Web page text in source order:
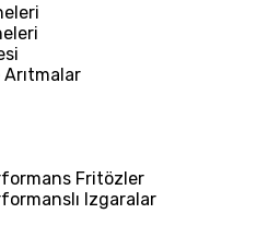
Fritözler
Izgaralar